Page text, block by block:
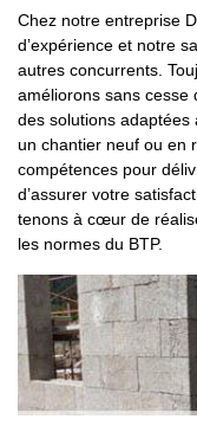
Chez notre entreprise
d’expérience et notre
autres concurrents.
améliorons sans cesse
des solutions adaptées
un chantier neuf ou en
compétences pour
d’assurer votre
tenons à cœur de
les normes du BTP.